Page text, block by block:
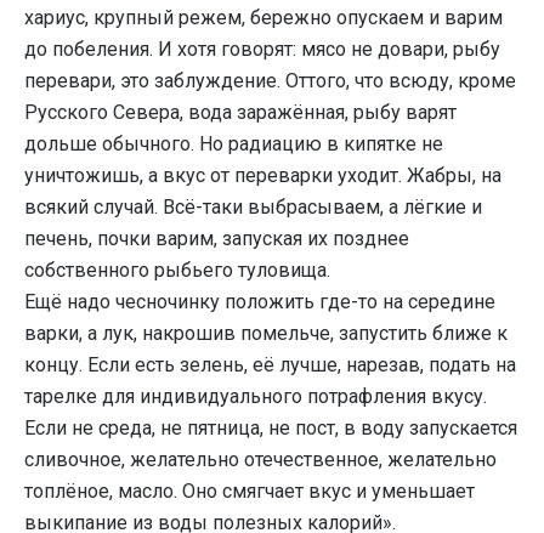
хариус, крупный режем, бережно опускаем и варим
до побеления. И хотя говорят: мясо не довари, рыбу
перевари, это заблуждение. Оттого, что всюду, кроме
Русского Севера, вода заражённая, рыбу варят
дольше обычного. Но радиацию в кипятке не
уничтожишь, а вкус от переварки уходит. Жабры, на
всякий случай. Всё-таки выбрасываем, а лёгкие и
печень, почки варим, запуская их позднее
собственного рыбьего туловища.
Ещё надо чесночинку положить где-то на середине
варки, а лук, накрошив помельче, запустить ближе к
концу. Если есть зелень, её лучше, нарезав, подать на
тарелке для индивидуального потрафления вкусу.
Если не среда, не пятница, не пост, в воду запускается
сливочное, желательно отечественное, желательно
топлёное, масло. Оно смягчает вкус и уменьшает
выкипание из воды полезных калорий».